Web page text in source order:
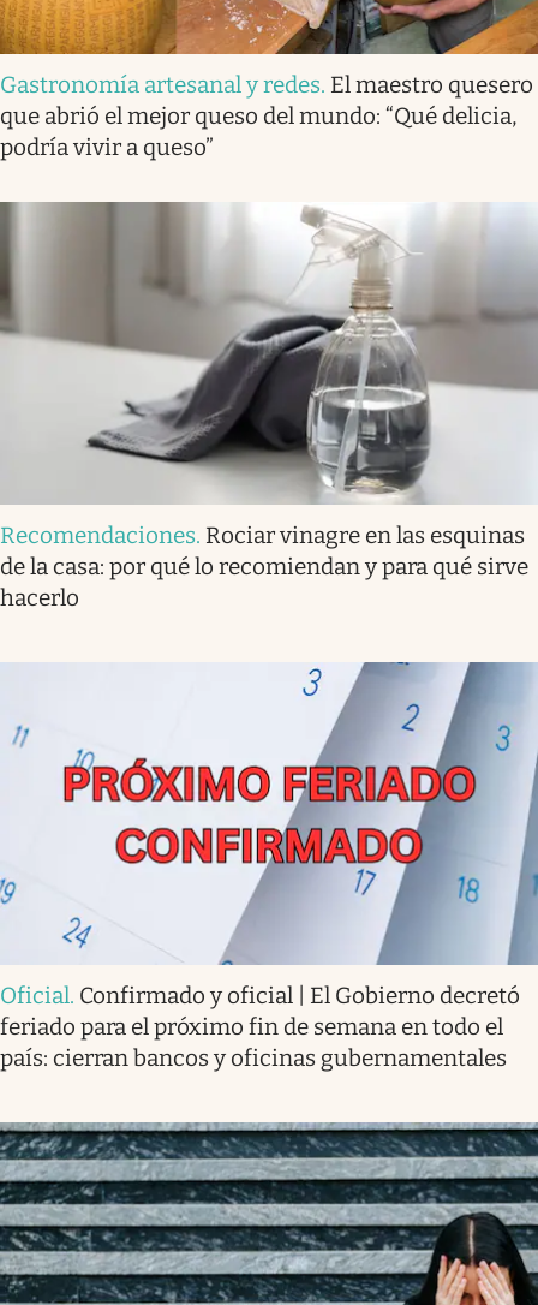
Gastronomía artesanal y redes. El maestro quesero
que abrió el mejor queso del mundo: “Qué delicia,
podría vivir a queso”
Recomendaciones. Rociar vinagre en las esquinas
de la casa: por qué lo recomiendan y para qué sirve
hacerlo
Oficial. Confirmado y oficial | El Gobierno decretó
feriado para el próximo fin de semana en todo el
país: cierran bancos y oficinas gubernamentales